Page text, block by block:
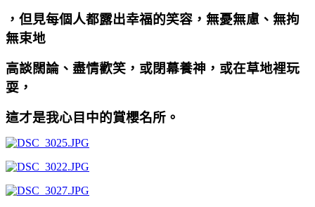
，但見每個人都露出幸福的笑容，無憂無慮、無拘
無束地
高談闊論、盡情歡笑，或閉幕養神，或在草地裡玩
耍，
這才是我心目中的賞櫻名所。